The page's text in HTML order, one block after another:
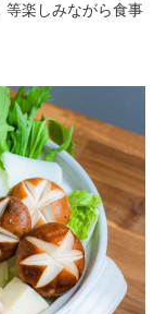
等楽しみながら食事